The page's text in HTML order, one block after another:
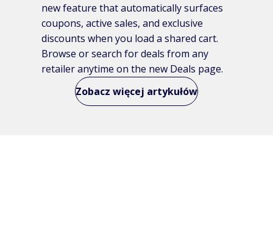
new feature that automatically surfaces
coupons, active sales, and exclusive
discounts when you load a shared cart.
Browse or search for deals from any
retailer anytime on the new Deals page.
Zobacz więcej artykułów